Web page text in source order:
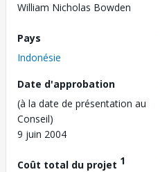
William Nicholas Bowden
Pays
Indonésie
Date d'approbation
(à la date de présentation au
Conseil)
9 juin 2004
Coût total du projet 1